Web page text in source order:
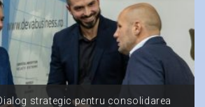
strategic pentru consolidarea